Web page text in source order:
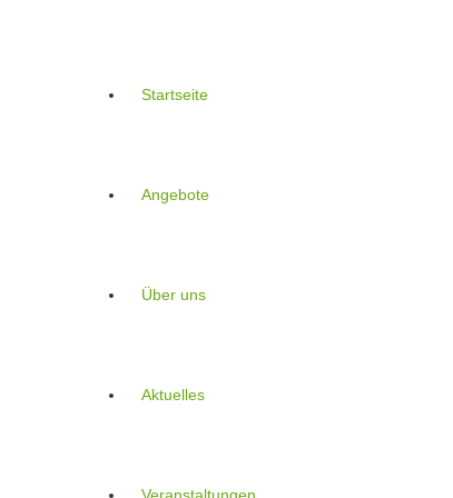
Startseite
Angebote
Über uns
Aktuelles